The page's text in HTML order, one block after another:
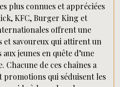
plus connues et appréciées
KFC, Burger King et
offrent une
et savoureux qui attirent un
jeunes en quête d’une
Chacune de ces chaînes a
promotions qui séduisent les